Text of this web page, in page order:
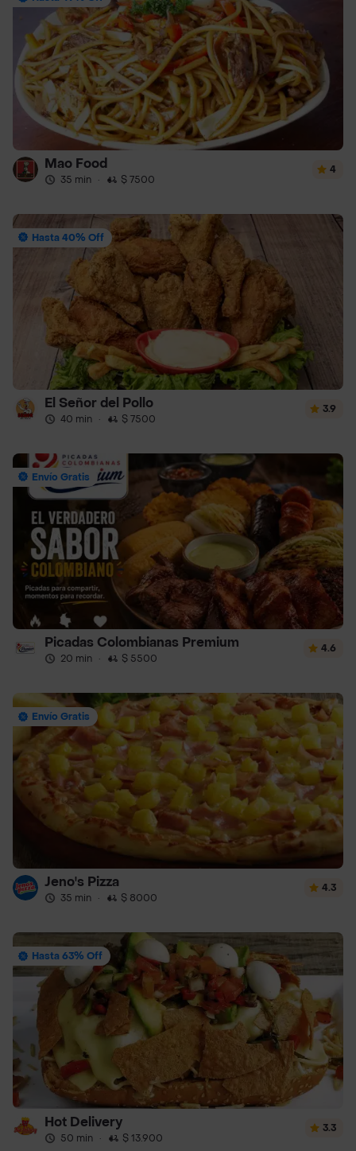
Mao Food
35 min · $ 7500
4
Hasta 40% Off
El Señor del Pollo
40 min · $ 7500
3.9
Envío Gratis
Picadas Colombianas Premium
20 min · $ 5500
4.6
Envío Gratis
Jeno's Pizza
35 min · $ 8000
4.3
Hasta 63% Off
Hot Delivery
50 min · $ 13.900
3.3